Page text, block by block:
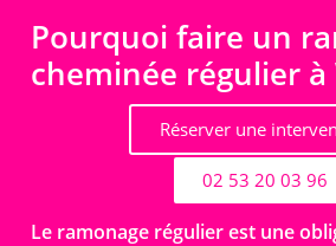
Pourquoi faire un
cheminée régulier à
Réserver une
02 53 20 03 96
Le ramonage régulier est une